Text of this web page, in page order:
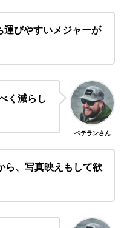
運びやすいメジャーが
く減らし
ベテランさん
ら、写真映えもして欲